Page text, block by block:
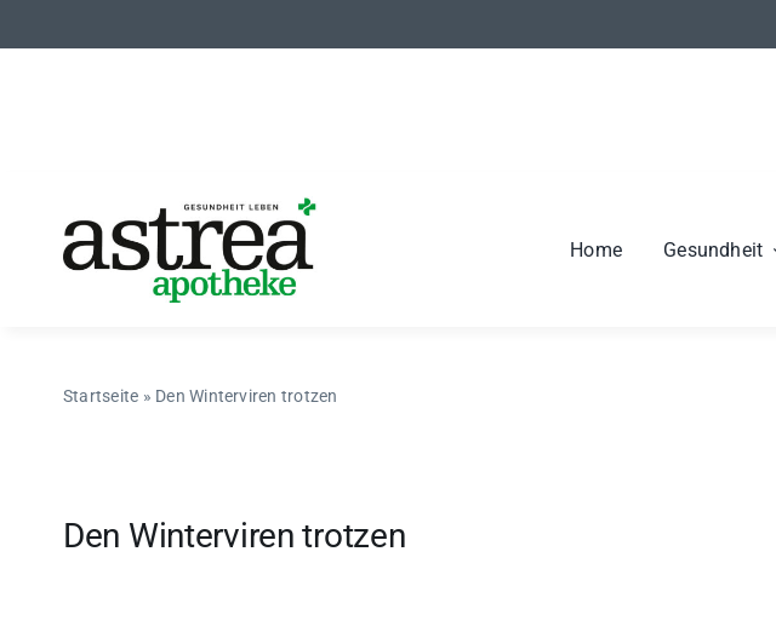
Inhalt
Home Gesundheit
Startseite » Den Winterviren trotzen
Den Winterviren trotzen